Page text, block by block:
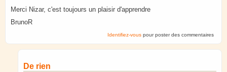
Merci Nizar, c'est toujours un plaisir d'apprendre
BrunoR
Identifiez-vous pour poster des commentaires
De rien